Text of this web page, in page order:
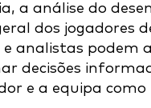
a análise do
dos jogadores
e analistas podem
decisões
e a equipa